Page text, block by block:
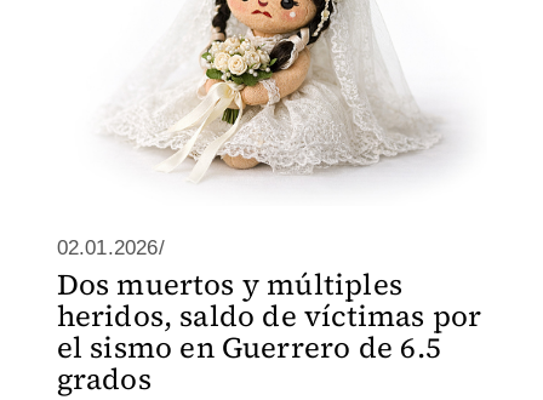
02.01.2026/
Dos muertos y múltiples
heridos, saldo de víctimas por
el sismo en Guerrero de 6.5
grados